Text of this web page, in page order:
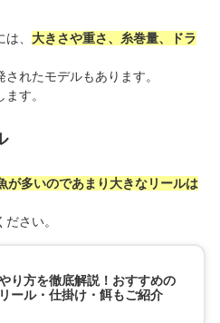
、 大きさや重さ、糸巻量、ドラ
れたモデルもあります。
す。
が多いのであまり大きなリールは
さい。
り方を徹底解説！おすすめの
ール・仕掛け・餌もご紹介